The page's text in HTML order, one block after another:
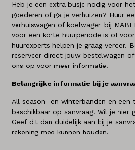
Heb je een extra busje nodig voor
goederen of ga je verhuizen? Huur
verhuiswagen of koelwagen bij MABI
voor een korte huurperiode is of
huurexperts helpen je graag verder.
reserveer direct jouw bestelwagen
ons op voor meer informatie.
Belangrijke informatie bij je
All season- en winterbanden en een
beschikbaar op aanvraag. Wil je hier
Geef dit dan duidelijk aan bij je
rekening mee kunnen houden.